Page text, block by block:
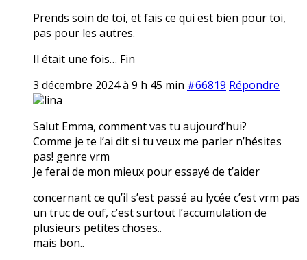
Prends soin de toi, et fais ce qui est bien pour toi,
pas pour les autres.
Il était une fois… Fin
3 décembre 2024 à 9 h 45 min #66819 Répondre
lina
Salut Emma, comment vas tu aujourd’hui?
Comme je te l’ai dit si tu veux me parler n’hésites
pas! genre vrm
Je ferai de mon mieux pour essayé de t’aider
concernant ce qu’il s’est passé au lycée c’est vrm pas
un truc de ouf, c’est surtout l’accumulation de
plusieurs petites choses..
mais bon..